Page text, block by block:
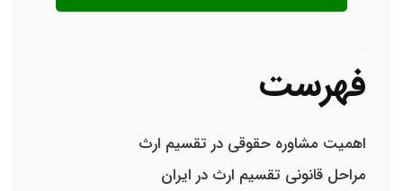
فهرست
اهمیت مشاوره حقوقی در تقسیم ارث
مراحل قانونی تقسیم ارث در ایران